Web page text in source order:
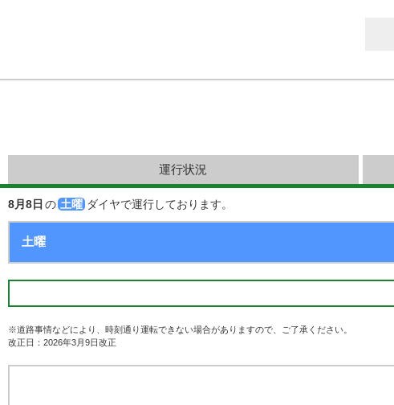
運行状況
8月8日 の 土曜 ダイヤで運行しております。
※道路事情などにより、時刻通り運転できない場合がありますので、ご了承ください。
改正日：2026年3月9日改正